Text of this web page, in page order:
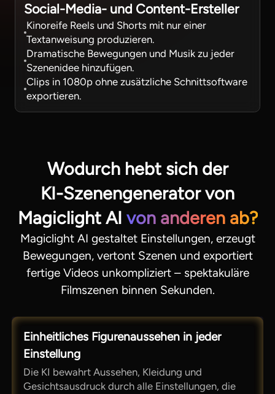
Social-Media- und Content-Ersteller
Kinoreife Reels und Shorts mit nur einer
Textanweisung produzieren.
Dramatische Bewegungen und Musik zu jeder
Szenenidee hinzufügen.
Clips in 1080p ohne zusätzliche Schnittsoftware
exportieren.
Wodurch hebt sich der
KI-Szenengenerator von
Magiclight AI von anderen ab?
Magiclight AI gestaltet Einstellungen, erzeugt
Bewegungen, vertont Szenen und exportiert
fertige Videos unkompliziert – spektakuläre
Filmszenen binnen Sekunden.
Einheitliches Figurenaussehen in jeder
Einstellung
Die KI bewahrt Aussehen, Kleidung und
Gesichtsausdruck durch alle Einstellungen, die